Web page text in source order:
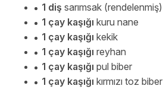
1 diş sarımsak (rendelenmiş)
1 çay kaşığı kuru nane
1 çay kaşığı kekik
1 çay kaşığı reyhan
1 çay kaşığı pul biber
1 çay kaşığı kırmızı toz biber